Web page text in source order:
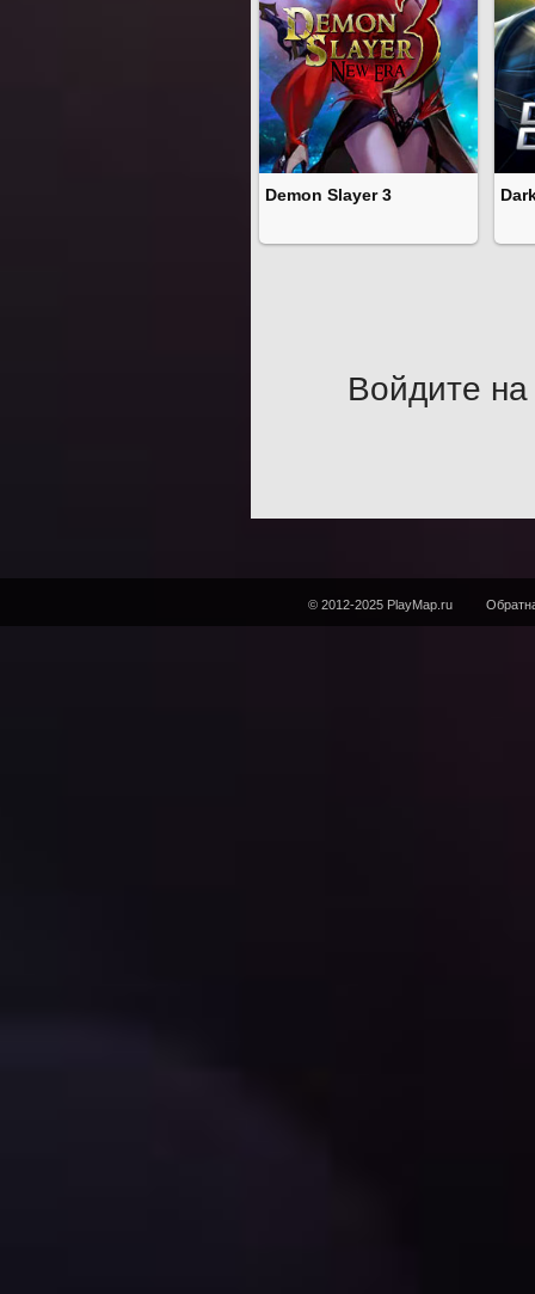
Demon Slayer 3
Войдите на
© 2012-2025 PlayMap.ru